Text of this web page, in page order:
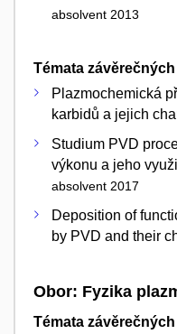
absolvent 2013
Témata
Plazmochemická
karbidů a jejich
Studium PVD
výkonu a jeho
absolvent 2017
Deposition of
by PVD and their
Obor: Fyzika
Témata